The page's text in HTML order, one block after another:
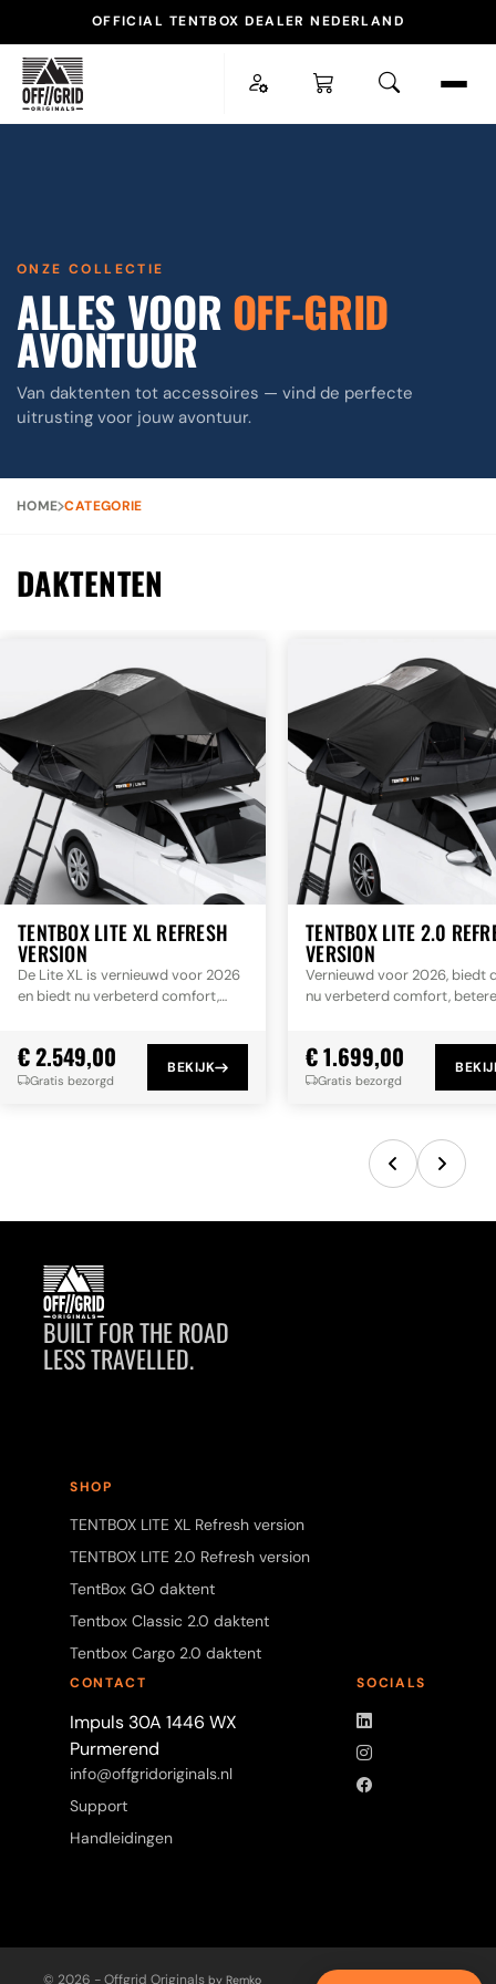
OFFICIAL TENTBOX DEALER NEDERLAND
DAKDRAGER
Contact
ALLE RESULTATEN BEKIJKEN
ONZE COLLECTIE
ALLES VOOR OFF-GRID
AVONTUUR
Van daktenten tot accessoires — vind de perfecte
uitrusting voor jouw avontuur.
HOME CATEGORIE
DAKTENTEN
TENTBOX LITE XL REFRESH
VERSION
De Lite XL is vernieuwd voor 2026
en biedt nu verbeterd comfort,
€ 2.549,00
Gratis bezorgd
BEKIJK
TENTBOX LITE 2.0
VERSION
Vernieuwd voor 2026, biedt
nu verbeterd comfort, betere
€ 1.699,00
Gratis bezorgd
BUILT FOR THE ROAD
LESS TRAVELLED.
SHOP
TENTBOX LITE XL Refresh version
TENTBOX LITE 2.0 Refresh version
TentBox GO daktent
Tentbox Classic 2.0 daktent
Tentbox Cargo 2.0 daktent
CONTACT
Impuls 30A 1446 WX
Purmerend
info@offgridoriginals.nl
Support
Handleidingen
SOCIALS
LinkedIn
Instagram
Facebook
© 2026 - Offgrid Originals by Remko